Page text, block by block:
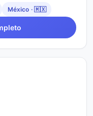
México · 🇲🇽